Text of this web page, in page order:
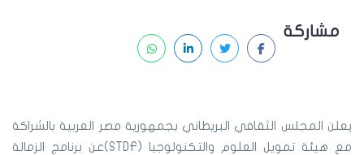
مشاركة
يعلن المجلس الثقافي البريطاني بجمهورية مصر العربية بالشراكة
مع هيئة تمويل العلوم والتكنولوجيا (STDF)عن برنامج الزمالة